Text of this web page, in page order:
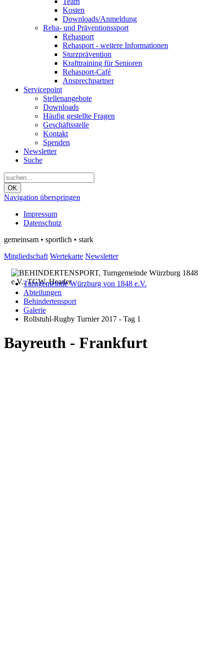
Kosten
Downloads/Anmeldung
Reha- und Präventionssport
Rehasport
Rehasport - weitere Informationen
Sturzprävention
Krafttraining für Senioren
Rehasport-Café
Ansprechpartner
Servicepoint
Stellenangebote
Downloads
Häufig gestellte Fragen
Geschäftsstelle
Kontakt
Spenden
Newsletter
Suche
OK
Navigation überspringen
Impressum
Datenschutz
gemeinsam • sportlich • stark
Mitgliedschaft Wertekarte Newsletter
Turngemeinde Würzburg von 1848 e.V.
Abteilungen
Behindertensport
Galerie
Rollstuhl-Rugby Turnier 2017 - Tag 1
Bayreuth - Frankfurt